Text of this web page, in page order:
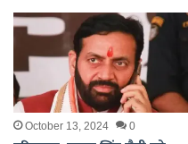
October 13, 2024 0